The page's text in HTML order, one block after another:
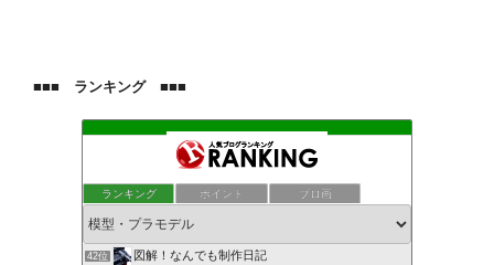
■■■ ランキング ■■■
ランキング ポイント ブロ画
42位 図解！なんでも制作日記